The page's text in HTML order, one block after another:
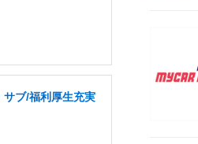
ブ/福利厚生充実